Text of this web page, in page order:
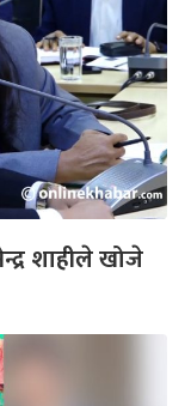
शाहीले खोजे